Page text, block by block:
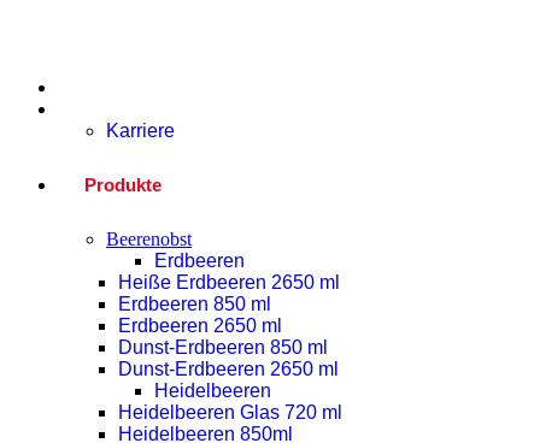
Karriere
Produkte
Beerenobst
Erdbeeren
Heiße Erdbeeren 2650 ml
Erdbeeren 850 ml
Erdbeeren 2650 ml
Dunst-Erdbeeren 850 ml
Dunst-Erdbeeren 2650 ml
Heidelbeeren
Heidelbeeren Glas 720 ml
Heidelbeeren 850ml